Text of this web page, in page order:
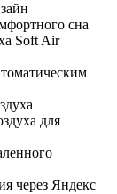
сна
Soft Air
для
через Яндекс